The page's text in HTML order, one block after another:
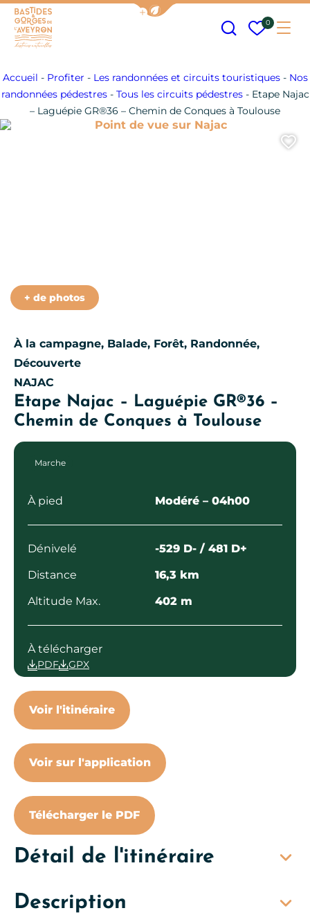
Afficher la barre de navigation
Mes
0
Accueil - Profiter - Les randonnées et circuits touristiques- Nos
randonnées pédestres- Tous les circuits pédestres- Etape Najac
– Laguépie GR®36 – Chemin de Conques à Toulouse
À la campagne, Balade, Forêt, Randonnée,
Découverte
NAJAC
Etape Najac – Laguépie GR®36 –
Chemin de Conques à Toulouse
Point de vue sur Najac
+ de photos
Détail de l'itinéraire
Description
Marche
À pied Modéré – 04h00
Dénivelé
-529 D- / 481 D+
Distance
16,3 km
Altitude Max.
402 m
À télécharger
PDF GPX
Voir l'itinéraire
Voir sur l'application
Télécharger le PDF